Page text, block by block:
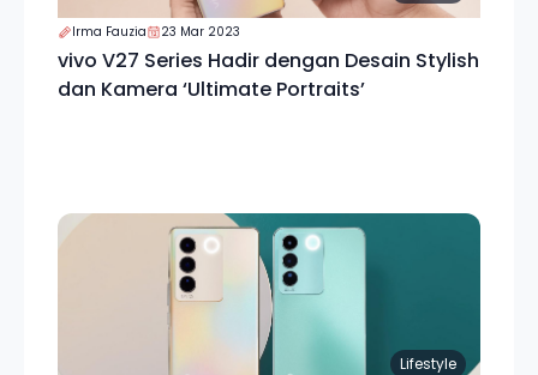
Irma Fauzia 23 Mar 2023
vivo V27 Series Hadir dengan Desain Stylish
dan Kamera ‘Ultimate Portraits’
Lifestyle